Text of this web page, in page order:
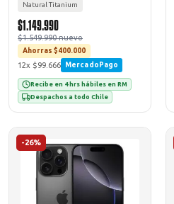
Natural Titanium
$1.149.990
$1.549.990 nuevo
Ahorras $400.000
12x $99.666 MercadoPago
Recibe en 4 hrs hábiles en RM
Despachos a todo Chile
-26%